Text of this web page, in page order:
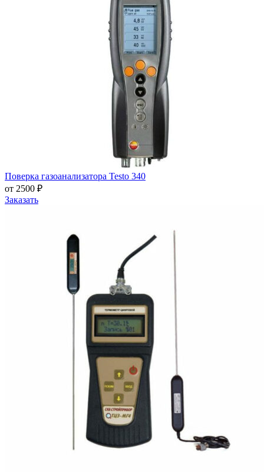
Поверка газоанализатора Testo 340
от 2500 ₽
Заказать